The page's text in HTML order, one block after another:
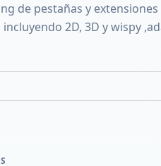
de pestañas y
2D, 3D y wispy